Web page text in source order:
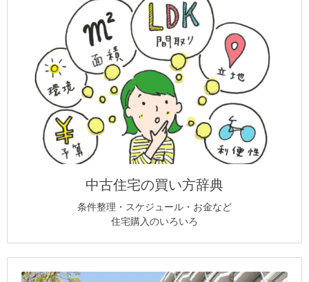
中古住宅の買い方辞典
条件整理・スケジュール・お金など
住宅購入のいろいろ